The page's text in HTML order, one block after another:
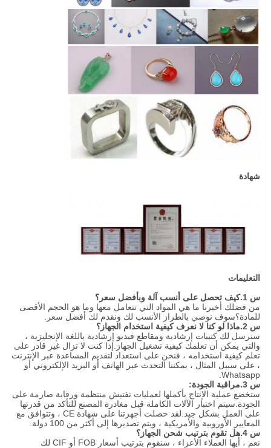
شهادة
التعليمات
س 1.كيف تحصل على أنسب آلة وبأفضل سعر؟
من فضلك أخبرنا ما هي المواد التي تتعامل معها وما هو الحجم الأقصى
للمادة؟سوف نوصي بالطراز الأنسب لك ونقدم لك أفضل سعر.
س 2.ماذا لو كنا لا نعرف كيفية استخدام الجهاز؟
سنرسل لك كتيبات إرشادية ومقاطع فيديو إرشادية باللغة الإنجليزية ،
والتي يمكن أن تعلمك كيفية تشغيل الجهاز.إذا كنت لا تزال غير قادر على
تعلم كيفية استخدامه ، فنحن على استعداد لتقديم المساعدة عبر الإنترنت
، على سبيل المثال ، يمكننا التحدث عبر الهاتف أو البريد الإلكتروني أو
Whatsapp.
س 3.مراقبة الجودة:
ستخضع عملية الإنتاج بأكملها لعمليات تفتيش منتظمة ورقابة صارمة على
الجودة.سيتم اختبار الآلات الكاملة قبل مغادرة المصنع للتأكد من قدرتها
على العمل بشكل جيد.لقد حصلت أجهزتنا على شهادة CE ، وتتوافق مع
المعايير الأوروبية والأمريكية ، ويتم تصديرها إلى أكثر من 100 دولة.
س 4.هل تقوم بترتيب شحن الجهاز؟
نعم ، أيها العملاء الأعزاء ، سنقوم بترتيب أسعار FOB أو CIF لك